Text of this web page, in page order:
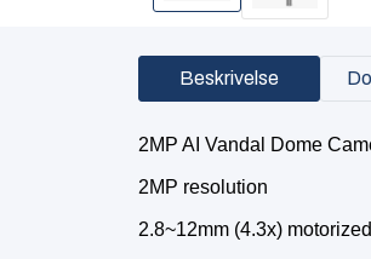
Beskrivelse
2MP AI Vandal Dome
2MP resolution
2.8~12mm (4.3x)